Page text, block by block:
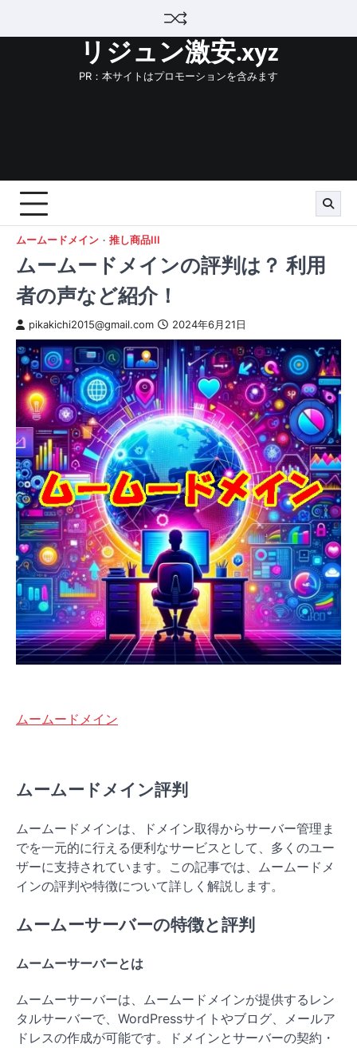
リジュン激安.xyz
PR：本サイトはプロモーションを含みます
ムームードメイン 推し商品III
ムームードメインの評判は？ 利用
者の声など紹介！
pikakichi2015@gmail.com 2024年6月21日
ムームードメイン
ムームードメイン評判
ムームードメインは、ドメイン取得からサーバー管理ま
でを一元的に行える便利なサービスとして、多くのユー
ザーに支持されています。この記事では、ムームードメ
インの評判や特徴について詳しく解説します。
ムームーサーバーの特徴と評判
ムームーサーバーとは
ムームーサーバーは、ムームードメインが提供するレン
タルサーバーで、WordPressサイトやブログ、メールア
ドレスの作成が可能です。ドメインとサーバーの契約・